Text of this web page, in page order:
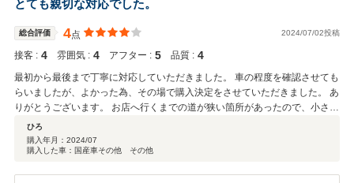
い致します。
とても親切な対応でした。
総合評価 4点 2024/07/02投稿
接客 : 4 雰囲気 : 4 アフター : 5 品質 : 4
最初から最後まで丁寧に対応していただきました。 車の程度を確認させても
らいましたが、よかった為、その場で購入決定をさせていただきました。 あ
りがとうございます。 お店へ行くまでの道が狭い箇所があったので、小さい
車で見にくる方が良いかな。
ひろ
購入年月： 2024/07
購入した車：国産車その他 その他